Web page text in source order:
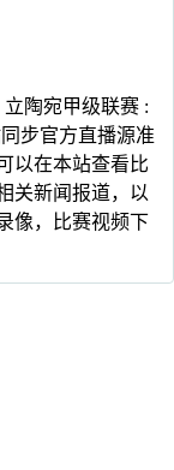
立陶宛甲级联赛 :
步官方直播源准
以在本站查看比
关新闻报道，以
像，比赛视频下